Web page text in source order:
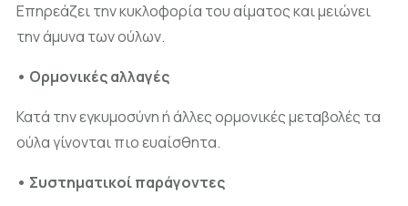
Επηρεάζει την κυκλοφορία του αίματος και μειώνει
την άμυνα των ούλων.
• Ορμονικές αλλαγές
Κατά την εγκυμοσύνη ή άλλες ορμονικές μεταβολές τα
ούλα γίνονται πιο ευαίσθητα.
• Συστηματικοί παράγοντες